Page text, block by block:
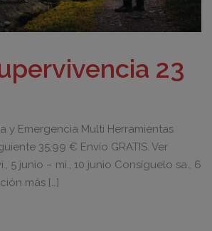
23
y Emergencia Multi Herramientas
35,99 € Envío GRATIS. Ver
5 junio – mi., 10 junio Consíguelo sa., 6
más […]